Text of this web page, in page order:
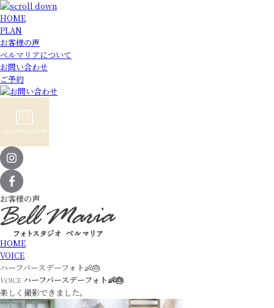
HOME
PLAN
お客様の声
ベルマリアについて
お問い合わせ
ご予約
お客様の声
HOME
VOICE
ハーフバースデーフォト👶🎂
VOICEハーフバースデーフォト👶🎂
楽しく撮影できました。